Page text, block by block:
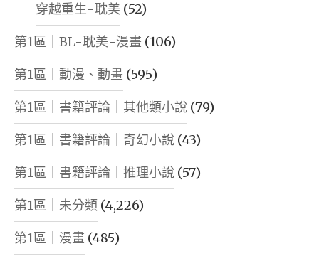
穿越重生-耽美 (52)
第1區｜BL-耽美-漫畫 (106)
第1區｜動漫、動畫 (595)
第1區｜書籍評論｜其他類小說 (79)
第1區｜書籍評論｜奇幻小說 (43)
第1區｜書籍評論｜推理小說 (57)
第1區｜未分類 (4,226)
第1區｜漫畫 (485)